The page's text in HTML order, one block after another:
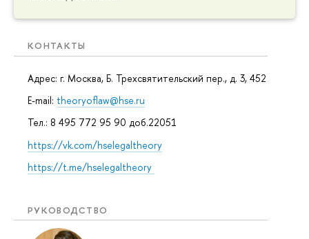
КОНТАКТЫ
Адрес: г. Москва, Б. Трехсвятительский пер., д. 3, 452
E-mail: theoryoflaw@hse.ru
Тел.: 8 495 772 95 90 доб.22051
https://vk.com/hselegaltheory
https://t.me/hselegaltheory
РУКОВОДСТВО